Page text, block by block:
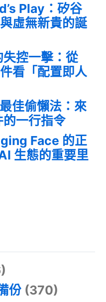
Play：矽谷
虛無新貴的誕
控一擊：從
看「配置即人
佳偷懶法：來
一行指令
Face 的正
生態的重要里
份 (370)